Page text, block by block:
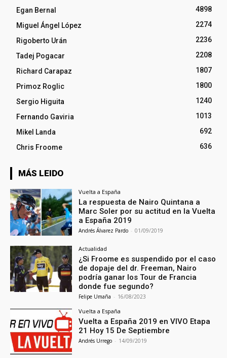
Egan Bernal
4898
Miguel Ángel López
2274
Rigoberto Urán
2236
Tadej Pogacar
2208
Richard Carapaz
1807
Primoz Roglic
1800
Sergio Higuita
1240
Fernando Gaviria
1013
Mikel Landa
692
Chris Froome
636
MÁS LEIDO
Vuelta a España
La respuesta de Nairo Quintana a
Marc Soler por su actitud en la Vuelta
a España 2019
Andrés Álvarez Pardo - 01/09/2019
Actualidad
¿Si Froome es suspendido por el caso
de dopaje del dr. Freeman, Nairo
podría ganar los Tour de Francia
donde fue segundo?
Felipe Umaña - 16/08/2023
Vuelta a España
Vuelta a España 2019 en VIVO Etapa
21 Hoy 15 De Septiembre
Andrés Urrego - 14/09/2019